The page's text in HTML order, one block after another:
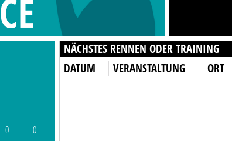
0
0
NÄCHSTES RENNEN ODER TRAINING
DATUM
VERANSTALTUNG ORT